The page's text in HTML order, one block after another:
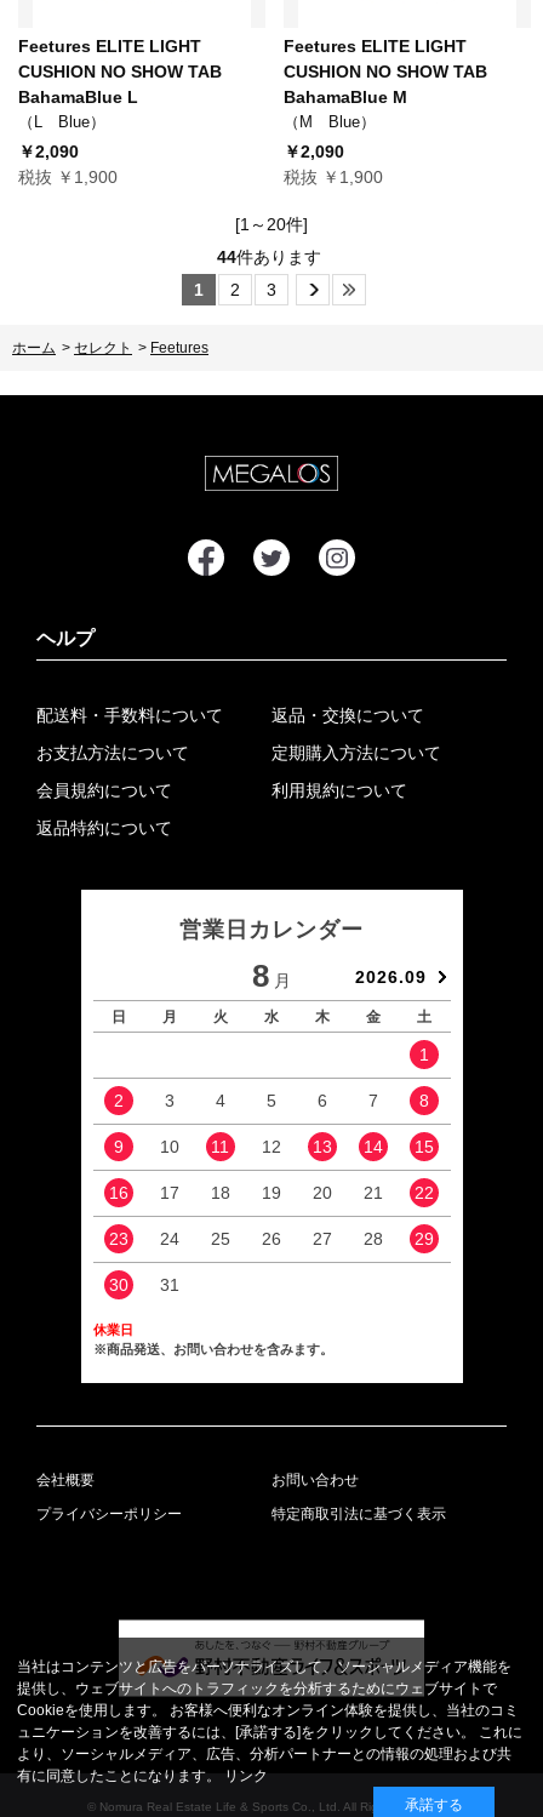
Feetures ELITE LIGHT
CUSHION NO SHOW TAB
BahamaBlue L
（L Blue）
￥2,090
税抜 ￥1,900
Feetures ELITE LIGHT
CUSHION NO SHOW TAB
BahamaBlue M
（M Blue）
￥2,090
税抜 ￥1,900
[1～20件]
44件あります
1
2 3
ホーム > セレクト > Feetures
ヘルプ
配送料・手数料について
お支払方法について
会員規約について
返品特約について
返品・交換について
定期購入方法について
利用規約について
営業日カレンダー
8 月 2026.09
日 月 火 水 木 金 土
1
2 3 4 5 6 7 8
9 10 11 12 13 14 15
16 17 18 19 20 21 22
23 24 25 26 27 28 29
30 31
休業日
※商品発送、お問い合わせを含みます。
会社概要
お問い合わせ
プライバシーポリシー
特定商取引法に基づく表示
© Nomura Real Estate Life & Sports Co., Ltd. All Rights Reserved.
当社はコンテンツと広告をパーソナライズして、ソーシャルメディア機能を
提供し、ウェブサイトへのトラフィックを分析するためにウェブサイトで
Cookieを使用します。 お客様へ便利なオンライン体験を提供し、当社のコミ
ュニケーションを改善するには、[承諾する]をクリックしてください。 これに
より、ソーシャルメディア、広告、分析パートナーとの情報の処理および共
有に同意したことになります。
リンク
承諾する